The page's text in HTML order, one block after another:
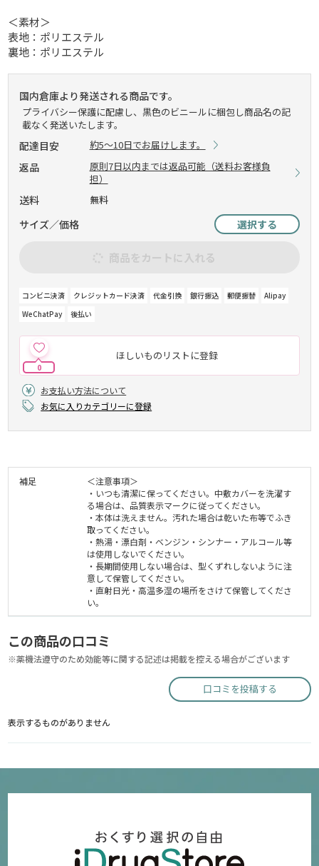
＜素材＞
表地：ポリエステル
裏地：ポリエステル
国内倉庫より発送される商品です。
プライバシー保護に配慮し、黒色のビニールに梱包し商品名の記
載なく発送いたします。
配達目安 約5～10日でお届けします。
返品
原則7日以内までは返品可能（送料お客様負
担）
送料 無料
サイズ／価格 選択する
商品をカートに入れる
コンビニ決済 クレジットカード決済 代金引換 銀行振込 郵便振替
Alipay
WeChatPay
後払い
ほしいものリストに登録
0
お支払い方法について
お気に入りカテゴリーに登録
補足
＜注意事項＞
・いつも清潔に保ってください。中敷カバーを洗濯す
る場合は、品質表示マークに従ってください。
・本体は洗えません。汚れた場合は乾いた布等でふき
取ってください。
・熱湯・漂白剤・ベンジン・シンナー・アルコール等
は使用しないでください。
・長期間使用しない場合は、型くずれしないように注
意して保管してください。
・直射日光・高温多湿の場所をさけて保管してくださ
い。
この商品の口コミ
※薬機法遵守のため効能等に関する記述は掲載を控える場合がございます
口コミを投稿する
表示するものがありません